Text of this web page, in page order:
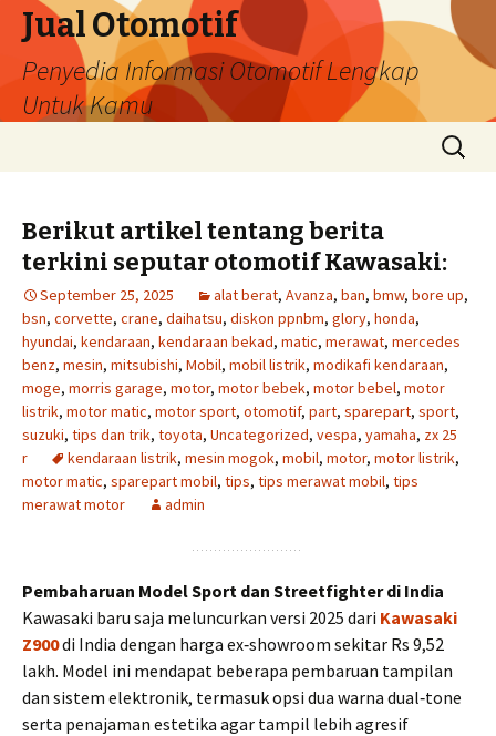
Jual Otomotif
Penyedia Informasi Otomotif Lengkap
Untuk Kamu
Search
for:
Berikut artikel tentang berita
terkini seputar otomotif Kawasaki:
September 25, 2025 alat berat, Avanza, ban, bmw, bore up,
bsn, corvette, crane, daihatsu, diskon ppnbm, glory, honda,
hyundai, kendaraan, kendaraan bekad, matic, merawat, mercedes
benz, mesin, mitsubishi, Mobil, mobil listrik, modikafi kendaraan,
moge, morris garage, motor, motor bebek, motor bebel, motor
listrik, motor matic, motor sport, otomotif, part, sparepart, sport,
suzuki, tips dan trik, toyota, Uncategorized, vespa, yamaha, zx 25
r
kendaraan listrik, mesin mogok, mobil, motor, motor listrik,
motor matic, sparepart mobil, tips, tips merawat mobil, tips
merawat motor
admin
Pembaharuan Model Sport dan Streetfighter di India
Kawasaki baru saja meluncurkan versi 2025 dari Kawasaki
Z900di India dengan harga ex‑showroom sekitar Rs 9,52
lakh. Model ini mendapat beberapa pembaruan tampilan
dan sistem elektronik, termasuk opsi dua warna dual‑tone
serta penajaman estetika agar tampil lebih agresif